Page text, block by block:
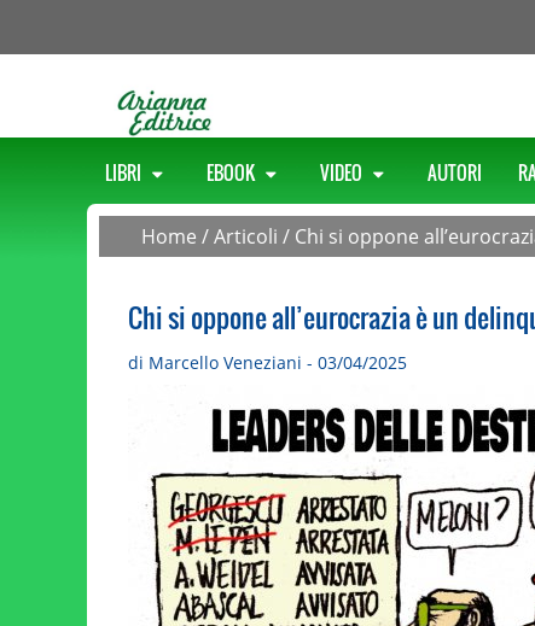
LIBRI EBOOK VIDEO AUTORI
Home /Articoli / Chi si oppone
Chi si oppone all’eurocrazia è un
di Marcello Veneziani - 03/04/2025